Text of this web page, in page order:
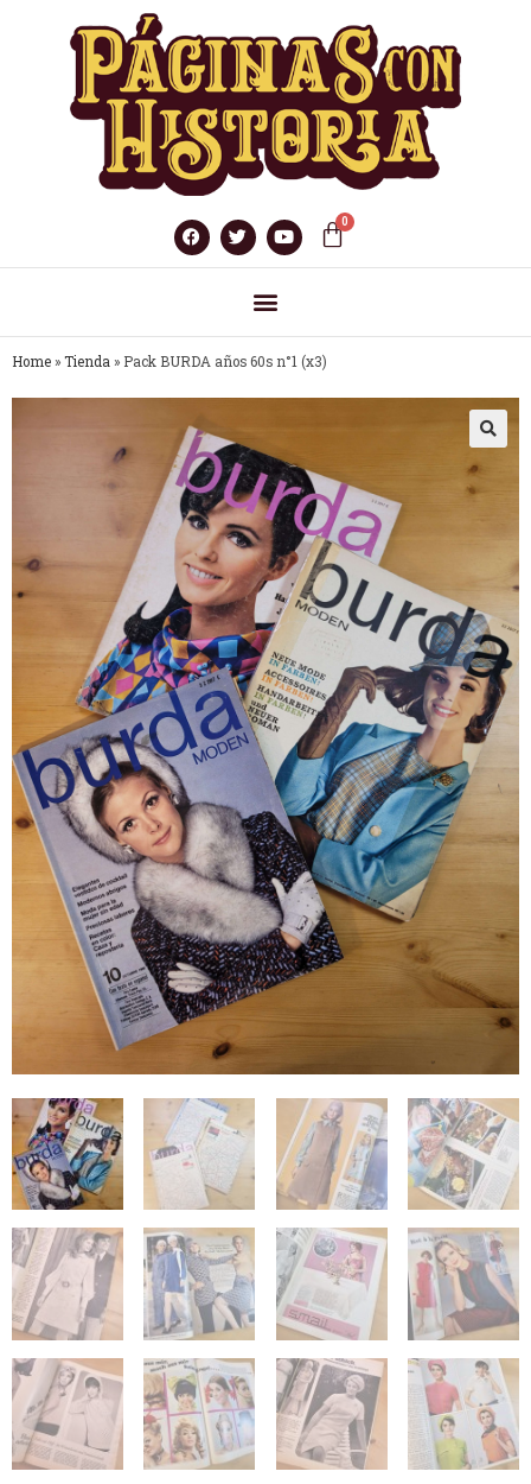
Home » Tienda » Pack BURDA años 60s n°1 (x3)
🔍